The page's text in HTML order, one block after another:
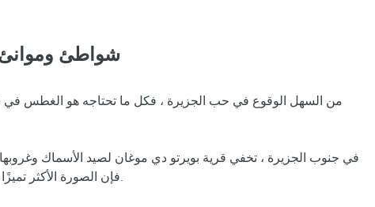
شواطئ وموانئ
من السهل الوقوع في حب الجزيرة ، فكل ما تحتاجه هو الغطس في
في جنوب الجزيرة ، تخفي قرية بويرتو دي موغان لصيد الأسماك
فإن الصورة الأكثرالمرتفعة عند سفح المحيط ويمكن الوصول إليها بسهولة من فنادق ومنتجعات أوكسيدنتال في غران كناريا.